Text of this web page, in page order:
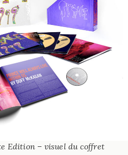
Edition – visuel du coffret